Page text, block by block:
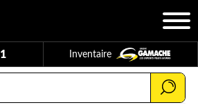
Inventaire